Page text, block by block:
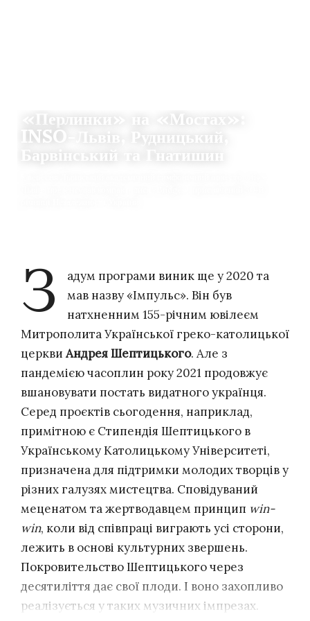
«Перлинки» на «Мостах»:
INSO-Львів, Рудницький,
Барвінський та Гнатишин
З
адум програми виник ще у 2020 та
мав назву «Імпульс». Він був
натхненним 155-річним ювілеєм
Митрополита Української греко-католицької
церквиАндрея Шептицького. Але з
пандемією часоплин року 2021 продовжує
вшановувати постать видатного українця.
Серед проєктів сьогодення, наприклад,
примітною є Стипендія Шептицького в
Українському Католицькому Університеті,
призначена для підтримки молодих творців у
різних галузях мистецтва. Сповідуваний
меценатом та жертводавцем принцип win-
win, коли від співпраці виграють усі сторони,
лежить в основі культурних звершень.
Покровительство Шептицького через
десятиліття дає свої плоди. І воно захопливо
реалізується у таких музичних імпрезах.